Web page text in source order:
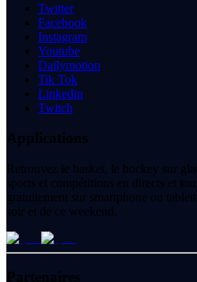
Twitter
Facebook
Instagram
Youtube
Dailymotion
Tik Tok
Linkedin
Twitch
Applications
Retrouvez le basket, le hockey sur
sports et compétitions en directs et
gratuitement sur smartphone ou
soir et de ce weekend.
Partenaires